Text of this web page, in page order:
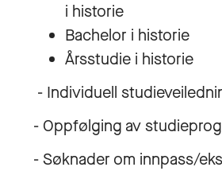
i historie
Bachelor i historie
Årsstudie i historie
- Individuell
- Oppfølging av
- Søknader om innpass/